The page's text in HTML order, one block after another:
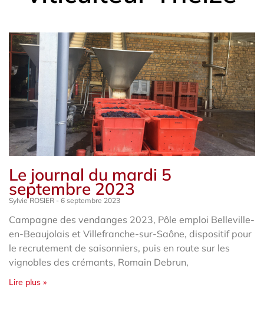
Le journal du mardi 5
septembre 2023
Sylvie ROSIER 6 septembre 2023
Campagne des vendanges 2023, Pôle emploi Belleville-
en-Beaujolais et Villefranche-sur-Saône, dispositif pour
le recrutement de saisonniers, puis en route sur les
vignobles des crémants, Romain Debrun,
Lire plus »